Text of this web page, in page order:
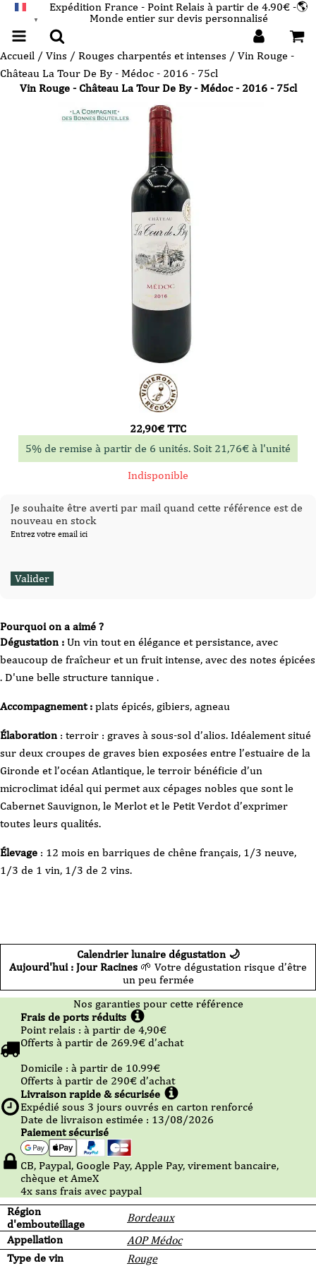
▼
Expédition France - Point Relais à partir de 4.90€ -🌎
Monde entier sur devis personnalisé
Accueil / Vins / Rouges charpentés et intenses / Vin Rouge -
Château La Tour De By - Médoc - 2016 - 75cl
Vin Rouge - Château La Tour De By - Médoc - 2016 - 75cl
Pourquoi on a aimé ?
Dégustation : Un vin tout en élégance et persistance, avec
beaucoup de fraîcheur et un fruit intense, avec des notes épicées
. D'une belle structure tannique .
Accompagnement : plats épicés, gibiers, agneau
Élaboration : terroir : graves à sous-sol d’alios. Idéalement situé
sur deux croupes de graves bien exposées entre l’estuaire de la
Gironde et l’océan Atlantique, le terroir bénéficie d’un
microclimat idéal qui permet aux cépages nobles que sont le
Cabernet Sauvignon, le Merlot et le Petit Verdot d’exprimer
toutes leurs qualités.
Élevage : 12 mois en barriques de chêne français, 1/3 neuve,
1/3 de 1 vin, 1/3 de 2 vins.
Calendrier lunaire dégustation 🌙
Aujourd'hui : Jour Racines 🌱 Votre dégustation risque d’être
un peu fermée
Région
d'embouteillage
Bordeaux
Appellation
AOP Médoc
Type de vin
Rouge
22,90€ TTC
5% de remise à partir de 6 unités. Soit 21,76€ à l'unité
Indisponible
Je souhaite être averti par mail quand cette référence est de
nouveau en stock
Entrez votre email ici
Nos garanties pour cette référence
Frais de ports réduits
Point relais : à partir de 4,90€
Offerts à partir de 269.9€ d’achat
Domicile : à partir de 10.99€
Offerts à partir de 290€ d’achat
Livraison rapide & sécurisée
Expédié sous 3 jours ouvrés en carton renforcé
Date de livraison estimée : 13/08/2026
Paiement sécurisé
CB, Paypal, Google Pay, Apple Pay, virement bancaire,
chèque et AmeX
4x sans frais avec paypal